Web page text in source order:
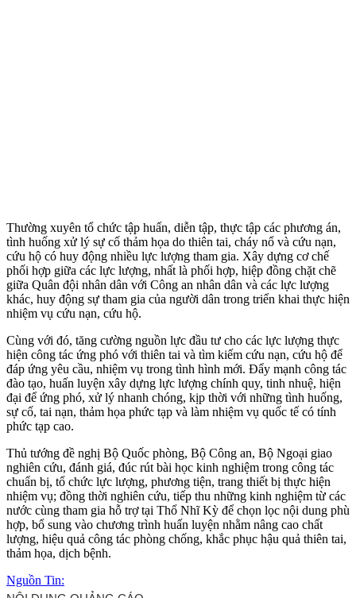
Thường xuyên tổ chức tập huấn, diễn tập, thực tập các phương án,
tình huống xử lý sự cố thảm họa do thiên tai, cháy nổ và cứu nạn,
cứu hộ có huy động nhiều lực lượng tham gia. Xây dựng cơ chế
phối hợp giữa các lực lượng, nhất là phối hợp, hiệp đồng chặt chẽ
giữa Quân đội nhân dân với Công an nhân dân và các lực lượng
khác, huy động sự tham gia của người dân trong triển khai thực hiện
nhiệm vụ cứu nạn, cứu hộ.
Cùng với đó, tăng cường nguồn lực đầu tư cho các lực lượng thực
hiện công tác ứng phó với thiên tai và tìm kiếm cứu nạn, cứu hộ để
đáp ứng yêu cầu, nhiệm vụ trong tình hình mới. Đẩy mạnh công tác
đào tạo, huấn luyện xây dựng lực lượng chính quy, tinh nhuệ, hiện
đại để ứng phó, xử lý nhanh chóng, kịp thời với những tình huống,
sự cố, tai nạn, thảm họa phức tạp và làm nhiệm vụ quốc tế có tính
phức tạp cao.
Thủ tướng đề nghị Bộ Quốc phòng, Bộ Công an, Bộ Ngoại giao
nghiên cứu, đánh giá, đúc rút bài học kinh nghiệm trong công tác
chuẩn bị, tổ chức lực lượng, phương tiện, trang thiết bị thực hiện
nhiệm vụ; đồng thời nghiên cứu, tiếp thu những kinh nghiệm từ các
nước cùng tham gia hỗ trợ tại Thổ Nhĩ Kỳ để chọn lọc nội dung phù
hợp, bổ sung vào chương trình huấn luyện nhằm nâng cao chất
lượng, hiệu quả công tác phòng chống, khắc phục hậu quả thiên tai,
thảm họa, dịch bệnh.
Nguồn Tin: